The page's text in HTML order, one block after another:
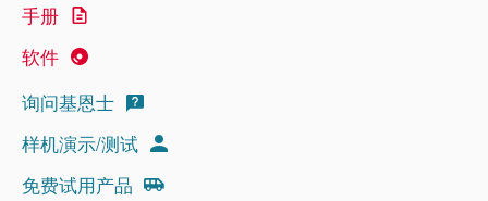
手册
软件
询问基恩士
样机演示/测试
免费试用产品